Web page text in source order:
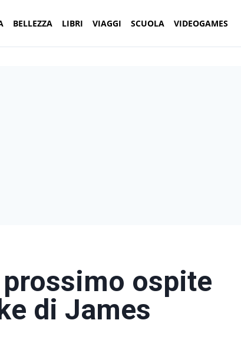
BELLEZZA LIBRI VIAGGI SCUOLA VIDEOGAMES
prossimo ospite
di James